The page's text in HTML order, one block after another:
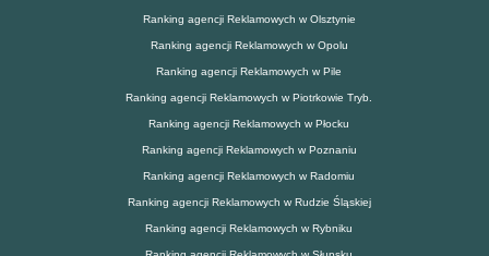
Ranking agencji Reklamowych w Olsztynie
Ranking agencji Reklamowych w Opolu
Ranking agencji Reklamowych w Pile
Ranking agencji Reklamowych w Piotrkowie Tryb.
Ranking agencji Reklamowych w Płocku
Ranking agencji Reklamowych w Poznaniu
Ranking agencji Reklamowych w Radomiu
Ranking agencji Reklamowych w Rudzie Śląskiej
Ranking agencji Reklamowych w Rybniku